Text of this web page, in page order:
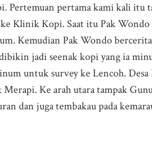
pertama kami kali itu
Klinik Kopi. Saat itu Pak
Kemudian Pak Wondo
dibikin jadi seenak kopi yang ia
untuk survey ke Lencoh. Desa
Merapi. Ke arah utara tampak
dan juga tembakau pada